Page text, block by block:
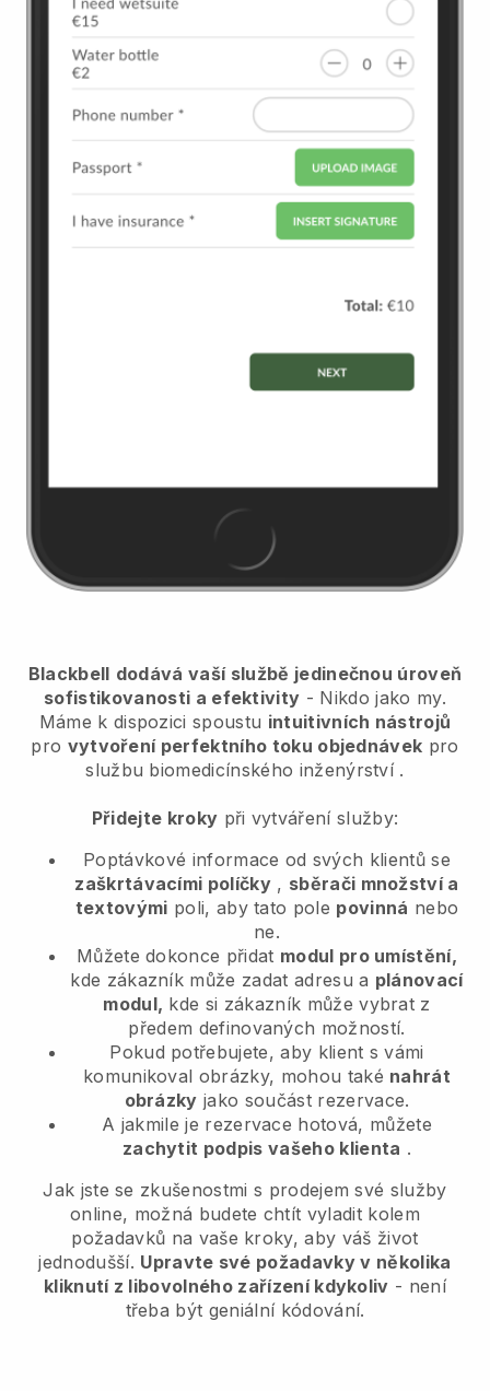
Blackbell dodává vaší službě jedinečnou úroveň
sofistikovanosti a efektivity - Nikdo jako my.
Máme k dispozici spoustu intuitivních nástrojů
pro vytvoření perfektního toku objednávek pro
službu biomedicínského inženýrství.
Přidejte kroky při vytváření služby:
Poptávkové informace od svých klientů se
zaškrtávacími políčky , sběrači množství a
textovými poli, aby tato pole povinná nebo
ne.
Můžete dokonce přidat modul pro umístění,
kde zákazník může zadat adresu a plánovací
modul, kde si zákazník může vybrat z
předem definovaných možností.
Pokud potřebujete, aby klient s vámi
komunikoval obrázky, mohou také nahrát
obrázky jako součást rezervace.
A jakmile je rezervace hotová, můžete
zachytit podpis vašeho klienta .
Jak jste se zkušenostmi s prodejem své služby
online, možná budete chtít vyladit kolem
požadavků na vaše kroky, aby váš život
jednodušší. Upravte své požadavky v několika
kliknutí z libovolného zařízení kdykoliv - není
třeba být geniální kódování.